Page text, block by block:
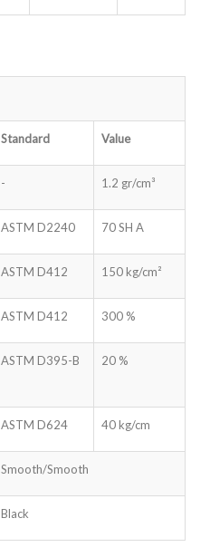
Standard Value
- 1.2 gr/cm³
ASTM D2240 70 SH A
ASTM D412 150 kg/cm²
ASTM D412 300 %
ASTM D395-B 20 %
ASTM D624 40 kg/cm
Smooth/Smooth
Black